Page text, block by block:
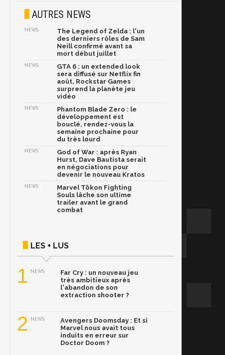
AUTRES NEWS
NEWS
The Legend of Zelda : l'un
des derniers rôles de Sam
Neill confirmé avant sa
mort début juillet
NEWS
GTA 6 : un extended look
sera diffusé sur Netflix fin
août, Rockstar Games
surprend la planète jeu
vidéo
NEWS
Phantom Blade Zero : le
développement est
bouclé, rendez-vous la
semaine prochaine pour
du très lourd
NEWS
God of War : après Ryan
Hurst, Dave Bautista serait
en négociations pour
devenir le nouveau Kratos
NEWS
Marvel Tōkon Fighting
Souls lâche son ultime
trailer avant le grand
combat
LES + LUS
1 NEWS
Far Cry : un nouveau jeu
très ambitieux après
l'abandon de son
extraction shooter ?
2 NEWS
Avengers Doomsday : Et si
Marvel nous avait tous
induits en erreur sur
Doctor Doom ?